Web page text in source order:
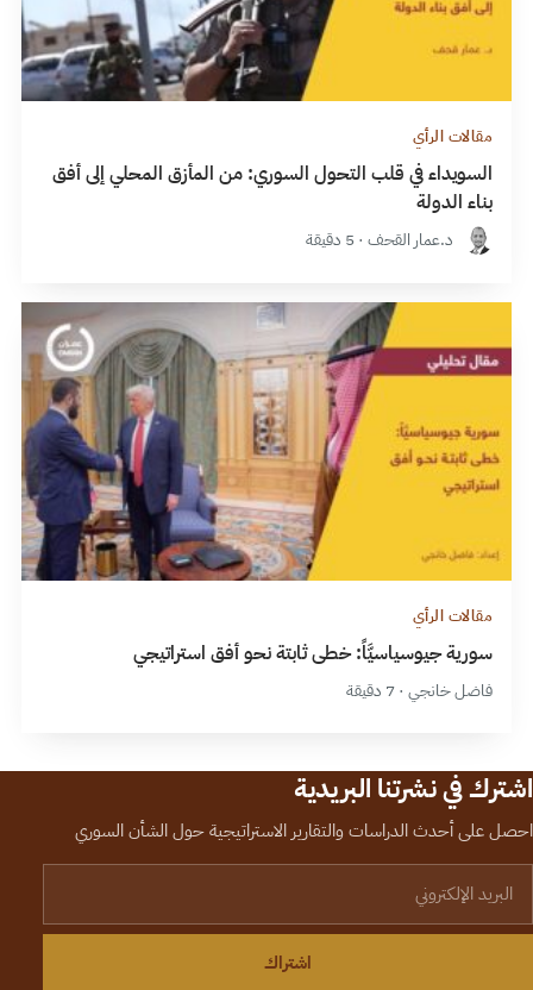
مقالات الرأي
السويداء في قلب التحول السوري: من المأزق المحلي إلى أفق
بناء الدولة
د.عمار القحف · 5 دقيقة
مقالات الرأي
سورية جيوسياسيَّاً: خطى ثابتة نحو أفق استراتيجي
فاضل خانجي · 7 دقيقة
اشترك في نشرتنا البريدية
احصل على أحدث الدراسات والتقارير الاستراتيجية حول الشأن السوري
اشتراك